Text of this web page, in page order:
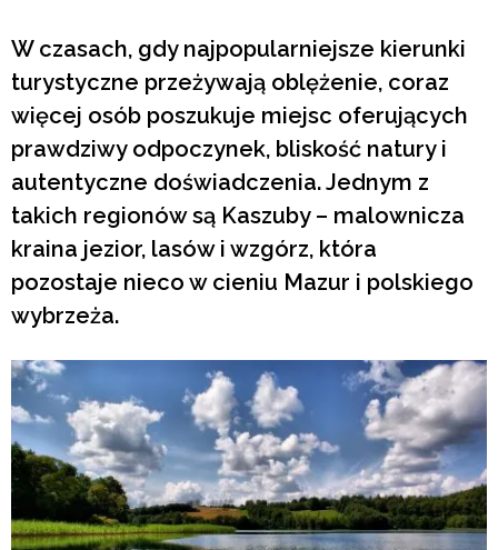
W czasach, gdy najpopularniejsze kierunki
turystyczne przeżywają oblężenie, coraz
więcej osób poszukuje miejsc oferujących
prawdziwy odpoczynek, bliskość natury i
autentyczne doświadczenia. Jednym z
takich regionów są Kaszuby – malownicza
kraina jezior, lasów i wzgórz, która
pozostaje nieco w cieniu Mazur i polskiego
wybrzeża.